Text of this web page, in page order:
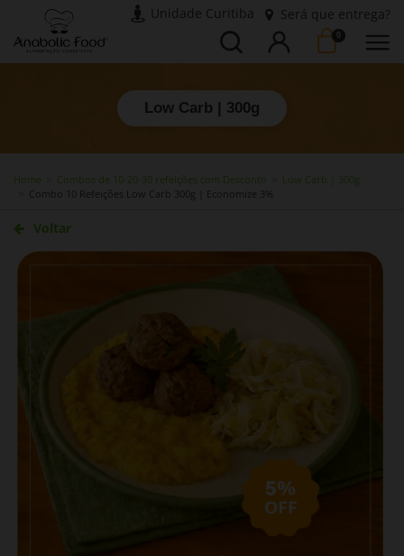
Unidade Curitiba
Será que entrega?
Busca
Entrar 0
Low Carb | 300g
Home Combos de 10-20-30 refeições com Desconto
Low Carb | 300g
Combo 10 Refeições Low Carb 300g | Economize 3%
Voltar